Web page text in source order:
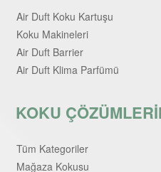
Air Duft Koku Kartuşu
Koku Makineleri
Air Duft Barrier
Air Duft Klima Parfümü
KOKU
Tüm Kategoriler
Mağaza Kokusu